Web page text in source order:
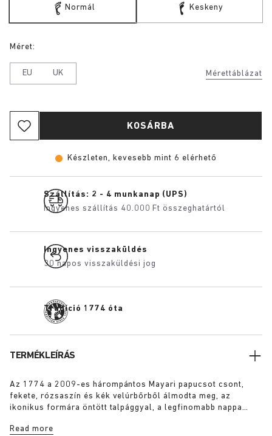
Normál Keskeny
Mérettáblázat
Méret:
EU UK
KOSÁRBA
Készleten, kevesebb mint 6 elérhető
Szállítás: 2 - 4 munkanap (UPS)
Ingyenes szállítás 40.000 Ft összeghatártól
Ingyenes visszaküldés
30 napos visszaküldési jog
Tradíció 1774 óta
TERMÉKLEÍRÁS
Az 1774 a 2009-es hárompántos Mayari papucsot csont,
fekete, rózsaszín és kék velúrbőrből álmodta meg, az
ikonikus formára öntött talpággyal, a legfinomabb nappa
kiegészítő lábfej pánttal a lábfej fokozott megtámasztására,
Read more